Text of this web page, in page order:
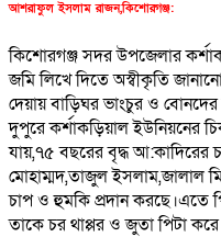
আশরাফুল ইসলাম রাজন,কিশোরগঞ্জ:
কিশোরগঞ্জ সদর উপজেলার
জমি লিখে দিতে অস্বীকৃতি
দেয়ায় বাড়িঘর ভাংচুর ও
দুপুরে কর্শাকড়িয়াল ইউনিয়নের
যায়,৭৫ বছরের বৃদ্ধ আ:কাদিরের
মোহাম্মদ,তাজুল ইসলাম,জালাল
চাপ ও হুমকি প্রদান করছে।এতে
তাকে চর থাপ্পর ও জুতা পিটা